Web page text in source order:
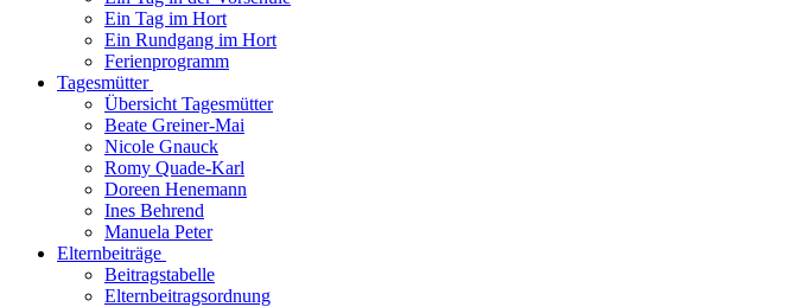
Ein Tag im Hort
Ein Rundgang im Hort
Ferienprogramm
Tagesmütter
Übersicht Tagesmütter
Beate Greiner-Mai
Nicole Gnauck
Romy Quade-Karl
Doreen Henemann
Ines Behrend
Manuela Peter
Elternbeiträge
Beitragstabelle
Elternbeitragsordnung